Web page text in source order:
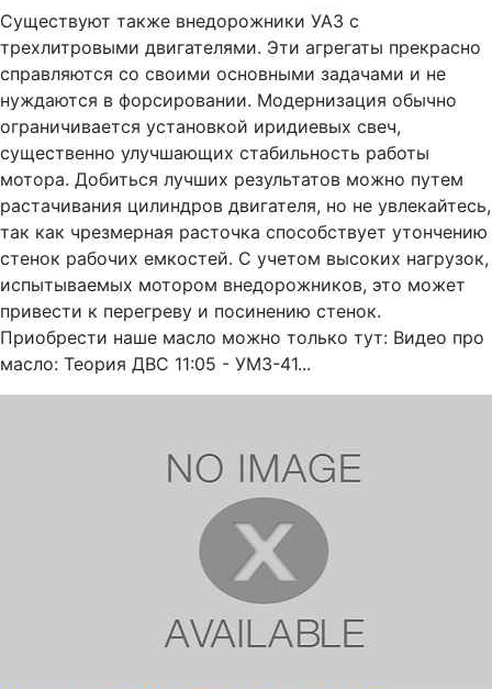
Существуют также внедорожники УАЗ с
трехлитровыми двигателями. Эти агрегаты прекрасно
справляются со своими основными задачами и не
нуждаются в форсировании. Модернизация обычно
ограничивается установкой иридиевых свеч,
существенно улучшающих стабильность работы
мотора. Добиться лучших результатов можно путем
растачивания цилиндров двигателя, но не увлекайтесь,
так как чрезмерная расточка способствует утончению
стенок рабочих емкостей. С учетом высоких нагрузок,
испытываемых мотором внедорожников, это может
привести к перегреву и посинению стенок.
Приобрести наше масло можно только тут: Видео про
масло: Теория ДВС 11:05 - УМЗ-41...